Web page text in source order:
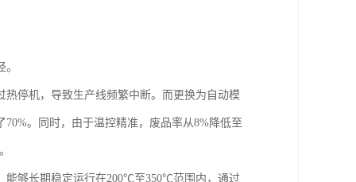
停机，导致生产线频繁中断。而更换为自动模
。同时，由于温控精准，废品率从8%降低至
能够长期稳定运行在200℃至350℃范围内，通过